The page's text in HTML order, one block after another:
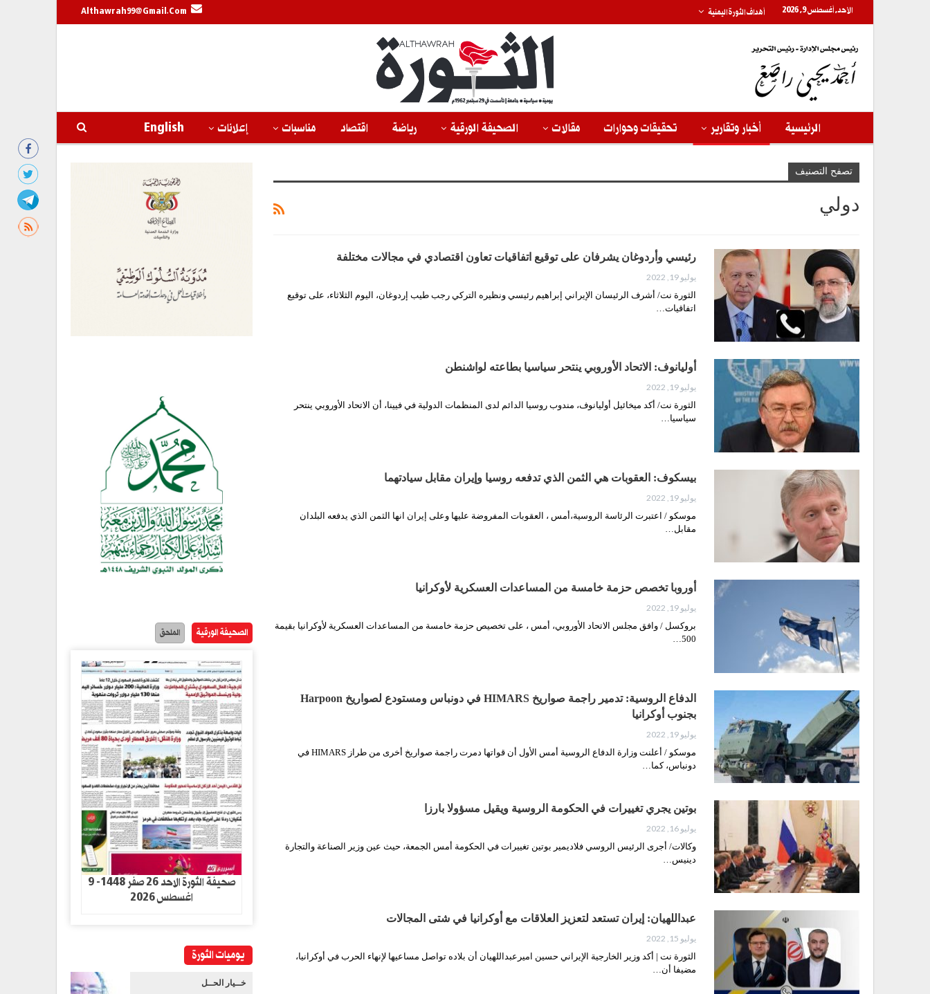
الأحد, أغسطس 9, 2026 أهداف الثورة اليمنية Althawrah99@gmail.com
الرئيسية أخبار وتقارير تحقيقات وحوارات مقالات الصحيفة الورقية رياضة اقتصاد مناسبات إعلانات English
تصفح التصنيف
دولي
رئيسي وأردوغان يشرفان على توقيع اتفاقيات تعاون اقتصادي في مجالات مختلفة
يوليو 19, 2022
الثورة نت/ أشرف الرئيسان الإيراني إبراهيم رئيسي ونظيره التركي رجب طيب إردوغان، اليوم الثلاثاء، على توقيع
اتفاقيات…
أوليانوف: الاتحاد الأوروبي ينتحر سياسيا بطاعته لواشنطن
يوليو 19, 2022
الثورة نت/ أكد ميخائيل أوليانوف، مندوب روسيا الدائم لدى المنظمات الدولية في فيينا، أن الاتحاد الأوروبي ينتحر
سياسيا…
بيسكوف: العقوبات هي الثمن الذي تدفعه روسيا وإيران مقابل سيادتهما
يوليو 19, 2022
موسكو / اعتبرت الرئاسة الروسية،أمس ، العقوبات المفروضة عليها وعلى إيران انها الثمن الذي يدفعه البلدان
مقابل…
أوروبا تخصص حزمة خامسة من المساعدات العسكرية لأوكرانيا
يوليو 19, 2022
بروكسل / وافق مجلس الاتحاد الأوروبي، أمس ، على تخصيص حزمة خامسة من المساعدات العسكرية لأوكرانيا بقيمة
500…
الدفاع الروسية: تدمير راجمة صواريخ HIMARS في دونباس ومستودع لصواريخ Harpoon
بجنوب أوكرانيا
يوليو 19, 2022
موسكو / أعلنت وزارة الدفاع الروسية أمس الأول أن قواتها دمرت راجمة صواريخ أخرى من طراز HIMARS في
دونباس، كما…
بوتين يجري تغييرات في الحكومة الروسية ويقيل مسؤولا بارزا
يوليو 16, 2022
وكالات/ أجرى الرئيس الروسي فلاديمير بوتين تغييرات في الحكومة أمس الجمعة، حيث عين وزير الصناعة والتجارة
دينيس…
عبداللهيان: إيران تستعد لتعزيز العلاقات مع أوكرانيا في شتى المجالات
يوليو 15, 2022
الثورة نت | أكد وزير الخارجية الإيراني حسين اميرعبداللهيان أن بلاده تواصل مساعيها لإنهاء الحرب في أوكرانيا،
مضيفا أن…
الصحيفة الورقية الملحق
صحيفة الثورة الاحد 26 صفر 1448- 9
اغسطس 2026
يوميات الثورة
خــيار الحــل